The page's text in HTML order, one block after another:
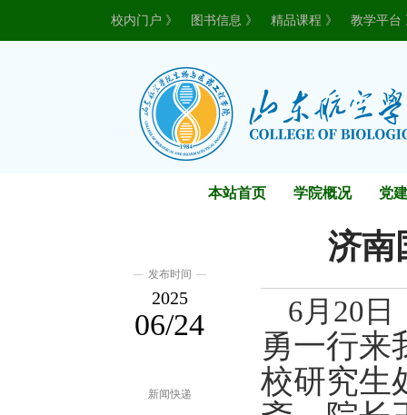
校内门户 》 图书信息 》 精品课程 》 教学平台
本站首页 学院概况 党
发布时间
2025
06/24
新闻快递
济南
6月20日
勇一行来
校研究生